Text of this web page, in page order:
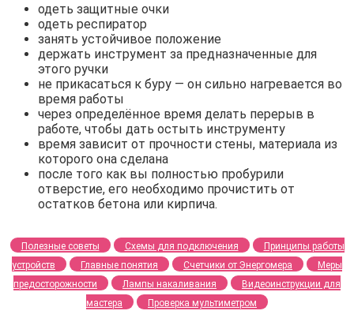
одеть защитные очки
одеть респиратор
занять устойчивое положение
держать инструмент за предназначенные для
этого ручки
не прикасаться к буру — он сильно нагревается во
время работы
через определённое время делать перерыв в
работе, чтобы дать остыть инструменту
время зависит от прочности стены, материала из
которого она сделана
после того как вы полностью пробурили
отверстие, его необходимо прочистить от
остатков бетона или кирпича.
Полезные советы Схемы для подключения
Принципы работы
устройств
Главные понятия Счетчики от Энергомера
Меры
предосторожности
Лампы накаливания
Видеоинструкции для
мастера
Проверка мультиметром